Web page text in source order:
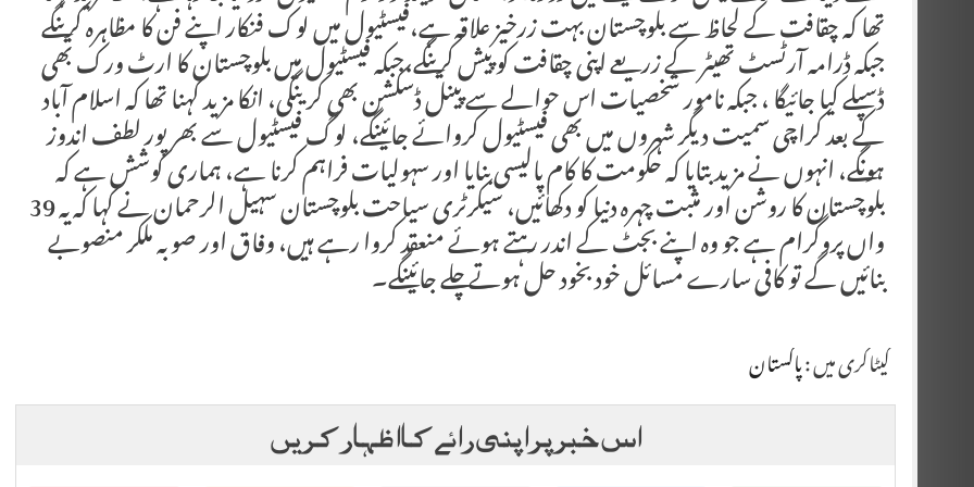
تھا کہ چقافت کے لحاظ سے بلوچستان بہت زرخیز علاقہ ہے،فیسٹیول میں لوک فنکار اپنے فن کا مظاہرہ کرینگے
جبکہ ڈرامہ آرٹسٹ تھیٹر کے زریعے اپنی چقافت کو پیش کرینگے،جبکہ فیسٹیول میں بلوچستان کا ارٹ ورک بھی
ڈسپلے کیا جائیگا ، جبکہ نامور شخصیات اس حوالے سے پینل ڈسکشن بھی کرینگی، انکا مزید کہنا تھا کہ اسلام آباد
کے بعد کراچی سمیت دیگر شہروں میں بھی فیسٹیول کروائے جائینگے، لوگ فیسٹیول سے بھرپور لطف اندوز
ہونگے، انہوں نے مزید بتایا کہ حکومت کا کام پالیسی بنایا اور سہولیات فراہم کرنا ہے، ہماری کوشش ہے کہبلوچستان کا روشن اور مثبت چہرہ دنیا کو دکھائیں، سیکرٹری سیاحت بلوچستان سہیل الرحمان نے کہا کہ یہ 39واں پروگرام ہے جو وہ اپنے بجٹ کے اندر رہتے ہوئے منعقد کروا رہے ہیں، وفاق اور صوبہ ملکر منصوبے
بنائیں گے تو کافی سارے مسائل خود بخود حل ہوتے چلے جائینگے۔
کیٹاگری میں :پاکستان
اس خبر پر اپنی رائے کا اظہار کریں